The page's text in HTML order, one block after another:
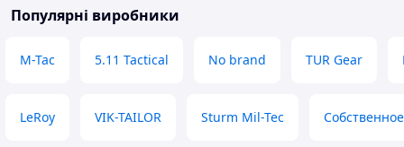
Популярні виробники
M-Tac 5.11 Tactical No brand TUR Gear
LeRoy VIK-TAILOR Sturm Mil-Tec